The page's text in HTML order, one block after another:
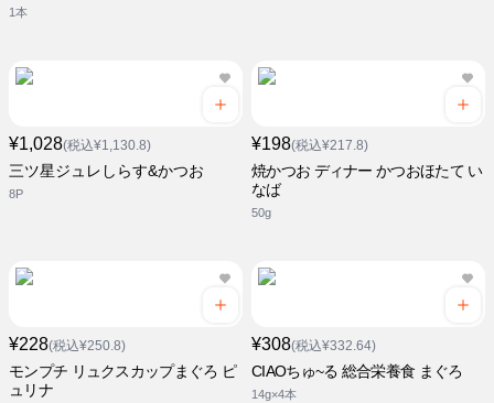
1本
¥1,028(税込¥1,130.8)
三ツ星ジュレしらす&かつお
8P
¥198(税込¥217.8)
焼かつお ディナー かつおほたて い
なば
50g
¥228(税込¥250.8)
モンプチ リュクスカップまぐろ ピ
ュリナ
¥308(税込¥332.64)
CIAOちゅ~る 総合栄養食 まぐろ
14g×4本